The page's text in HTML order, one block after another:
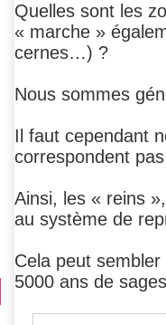
Quelles sont les
« marche »
cernes…) ?
Nous sommes
Il faut cependant
correspondent
Ainsi, les « reins
au système de
Cela peut
5000 ans de